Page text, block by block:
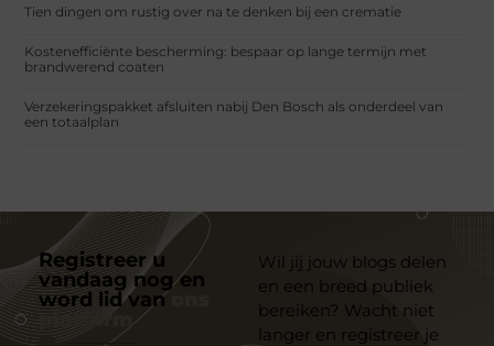
Tien dingen om rustig over na te denken bij een crematie
Kostenefficiënte bescherming: bespaar op lange termijn met
brandwerend coaten
Verzekeringspakket afsluiten nabij Den Bosch als onderdeel van
een totaalplan
Registreer u
vandaag nog en
word lid van
platform
Wil jij jouw blogs delen
en een breed publiek
bereiken? Wacht niet
langer en registreer je